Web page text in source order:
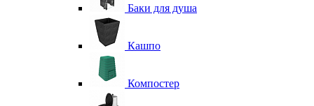
Баки для душа
Кашпо
Компостер